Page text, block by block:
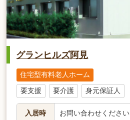
グランヒルズ阿見
住宅型有料老人ホーム
要支援 要介護 身元保証人
入居時 お問い合わせください